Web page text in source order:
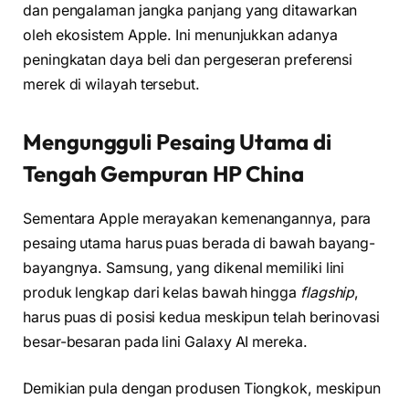
dan pengalaman jangka panjang yang ditawarkan
oleh ekosistem Apple. Ini menunjukkan adanya
peningkatan daya beli dan pergeseran preferensi
merek di wilayah tersebut.
Mengungguli Pesaing Utama di
Tengah Gempuran HP China
Sementara Apple merayakan kemenangannya, para
pesaing utama harus puas berada di bawah bayang-
bayangnya. Samsung, yang dikenal memiliki lini
produk lengkap dari kelas bawah hingga flagship,
harus puas di posisi kedua meskipun telah berinovasi
besar-besaran pada lini Galaxy AI mereka.
Demikian pula dengan produsen Tiongkok, meskipun